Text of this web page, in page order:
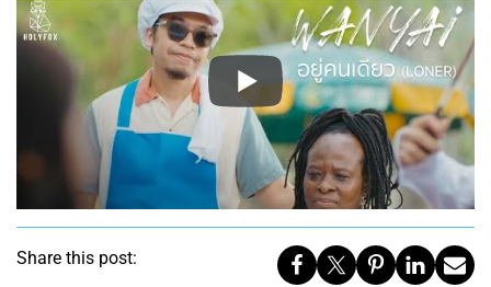
Share this post: